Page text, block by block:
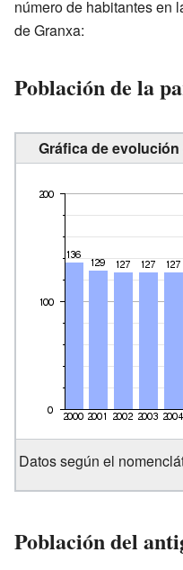
número de habitantes en
de Granxa:
Población de la
Gráfica de
Datos según el
Población del